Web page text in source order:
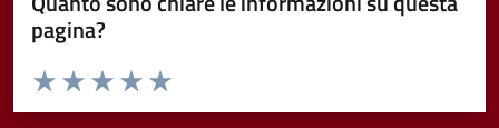
pagina?
Valuta da 1 a 5 stelle la pagina
Valuta 5 stelle su 5
Valuta 4 stelle su 5
Valuta 3 stelle su 5
Valuta 2 stelle su 5
Valuta 1 stelle su 5